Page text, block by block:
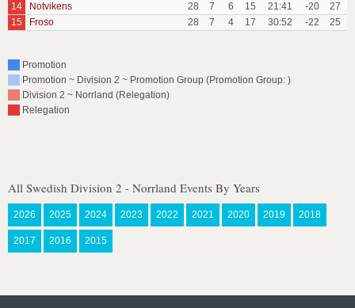
14
Notvikens 28 7 6 15 21:41 -20
27
15
Froso 28 7 4 17 30:52 -22 25
Promotion
Promotion ~ Division 2 ~ Promotion Group (Promotion Group: )
Division 2 ~ Norrland (Relegation)
Relegation
All Swedish Division 2 - Norrland Events By Years
2026 2025 2024 2023 2022 2021 2020 2019 2018
2017 2016 2015